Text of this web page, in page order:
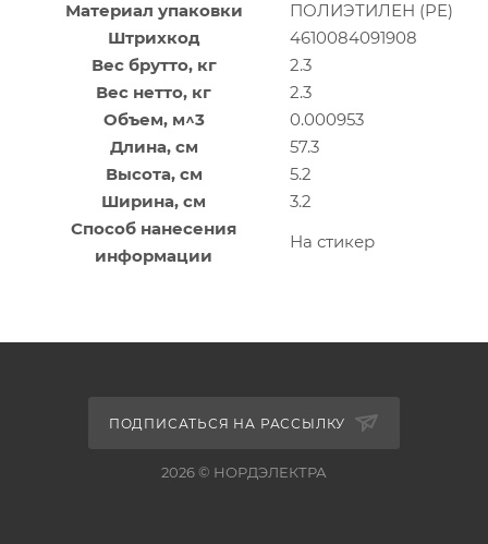
Материал упаковки
ПОЛИЭТИЛЕН (PE)
Штрихкод
4610084091908
Вес брутто, кг
2.3
Вес нетто, кг
2.3
Объем, м^3
0.000953
Длина, см
57.3
Высота, см
5.2
Ширина, см
3.2
Способ нанесения
информации
На стикер
ПОДПИСАТЬСЯ НА РАССЫЛКУ
2026 © НОРДЭЛЕКТРА